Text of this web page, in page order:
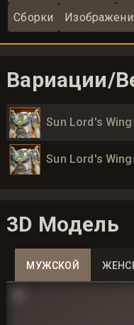
Сборки
Вариации/
Sun Lord's
Sun Lord's
3D Модель
МУЖСКОЙ